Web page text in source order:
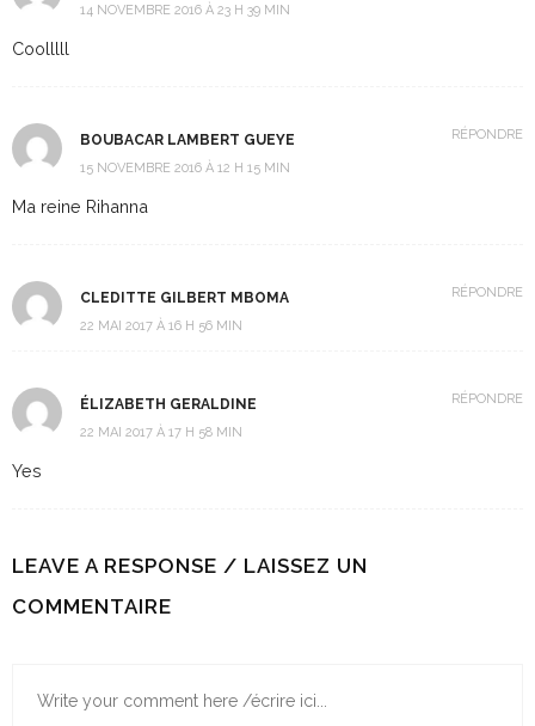
14 NOVEMBRE 2016 À 23 H 39 MIN
Coolllll
BOUBACAR LAMBERT GUEYE
15 NOVEMBRE 2016 À 12 H 15 MIN
Ma reine Rihanna
RÉPONDRE
CLEDITTE GILBERT MBOMA
22 MAI 2017 À 16 H 56 MIN
RÉPONDRE
ÉLIZABETH GERALDINE
22 MAI 2017 À 17 H 58 MIN
Yes
RÉPONDRE
LEAVE A RESPONSE / LAISSEZ UN
COMMENTAIRE